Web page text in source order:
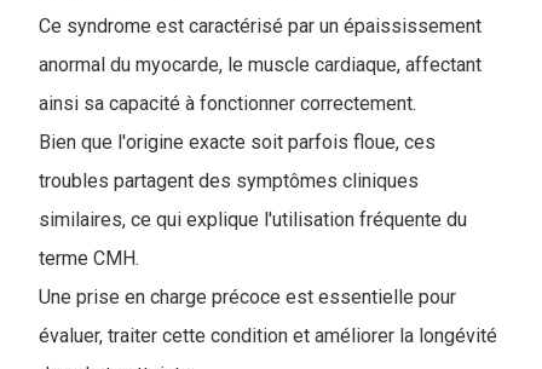
Ce syndrome est caractérisé par un épaississement
anormal du myocarde, le muscle cardiaque, affectant
ainsi sa capacité à fonctionner correctement.
Bien que l'origine exacte soit parfois floue, ces
troubles partagent des symptômes cliniques
similaires, ce qui explique l'utilisation fréquente du
terme CMH.
Une prise en charge précoce est essentielle pour
évaluer, traiter cette condition et améliorer la longévité